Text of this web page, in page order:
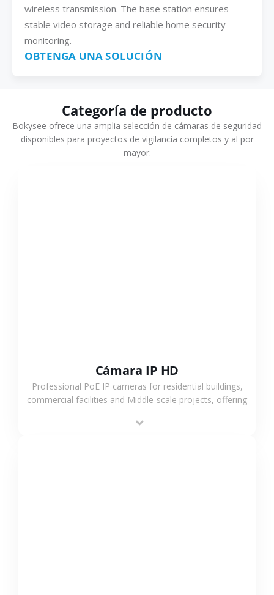
wireless transmission. The base station ensures
stable video storage and reliable home security
monitoring.
OBTENGA UNA SOLUCIÓN
Categoría de producto
Bokysee ofrece una amplia selección de cámaras de seguridad
disponibles para proyectos de vigilancia completos y al por
mayor.
Cámara IP HD
Professional PoE IP cameras for residential buildings,
commercial facilities and Middle-scale projects, offering
support.